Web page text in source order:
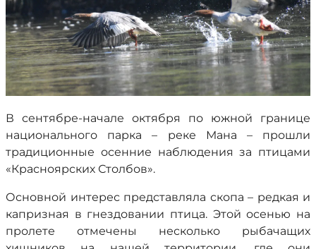
В сентябре-начале октября по южной границе
национального парка – реке Мана – прошли
традиционные осенние наблюдения за птицами
«Красноярских Столбов».
Основной интерес представляла скопа – редкая и
капризная в гнездовании птица. Этой осенью на
пролете отмечены несколько рыбачащих